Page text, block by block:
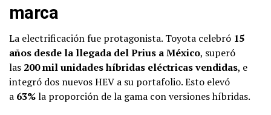
marca
La electrificación fue protagonista. Toyota celebró 15
años desde la llegada del Prius a México, superó
las 200 mil unidades híbridas eléctricas vendidas, e
integró dos nuevos HEV a su portafolio. Esto elevó
a 63%la proporción de la gama con versiones híbridas.